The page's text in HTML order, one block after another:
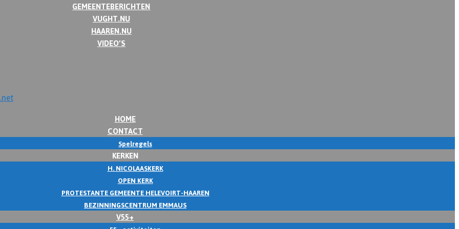
GEMEENTEBERICHTEN
VUGHT.NU
HAAREN.NU
VIDEO’S
HOME
CONTACT
Spelregels
KERKEN
H. NICOLAASKERK
OPEN KERK
PROTESTANTE GEMEENTE HELEVOIRT-HAAREN
BEZINNINGSCENTRUM EMMAUS
V55+